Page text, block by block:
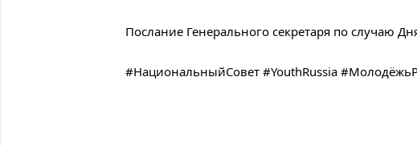
Послание Генерального секретаря по случаю
#НациональныйСовет #YouthRussia